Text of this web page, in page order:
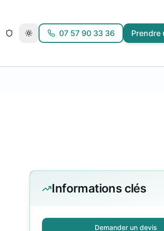
07 57 90 33 36 Prendre
Informations clés
Demander un devis